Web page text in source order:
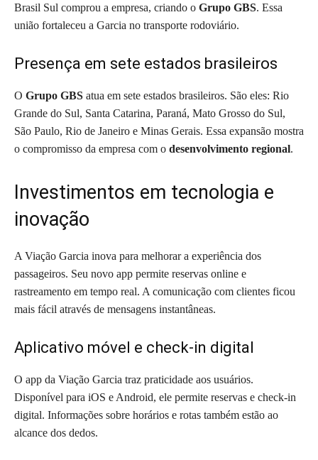
Brasil Sul comprou a empresa, criando o Grupo GBS. Essa
união fortaleceu a Garcia no transporte rodoviário.
Presença em sete estados brasileiros
O Grupo GBS atua em sete estados brasileiros. São eles: Rio
Grande do Sul, Santa Catarina, Paraná, Mato Grosso do Sul,
São Paulo, Rio de Janeiro e Minas Gerais. Essa expansão mostra
o compromisso da empresa com o desenvolvimento regional.
Investimentos em tecnologia e
inovação
A Viação Garcia inova para melhorar a experiência dos
passageiros. Seu novo app permite reservas online e
rastreamento em tempo real. A comunicação com clientes ficou
mais fácil através de mensagens instantâneas.
Aplicativo móvel e check-in digital
O app da Viação Garcia traz praticidade aos usuários.
Disponível para iOS e Android, ele permite reservas e check-in
digital. Informações sobre horários e rotas também estão ao
alcance dos dedos.